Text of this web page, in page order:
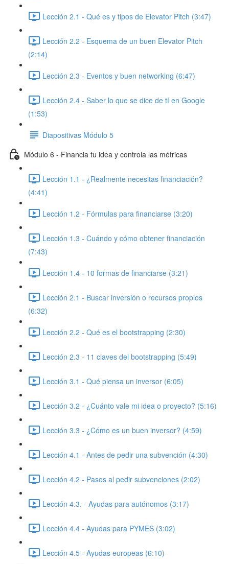
Lección 2.1 - Qué es y tipos de Elevator Pitch (3:47)
Lección 2.2 - Esquema de un buen Elevator Pitch
(2:14)
Lección 2.3 - Eventos y buen networking (6:47)
Lección 2.4 - Saber lo que se dice de tí en Google
(1:53)
Diapositivas Módulo 5
Módulo 6 - Financia tu idea y controla las métricas
Lección 1.1 - ¿Realmente necesitas financiación?
(4:41)
Lección 1.2 - Fórmulas para financiarse (3:20)
Lección 1.3 - Cuándo y cómo obtener financiación
(7:43)
Lección 1.4 - 10 formas de financiarse (3:21)
Lección 2.1 - Buscar inversión o recursos propios
(6:32)
Lección 2.2 - Qué es el bootstrapping (2:30)
Lección 2.3 - 11 claves del bootstrapping (5:49)
Lección 3.1 - Qué piensa un inversor (6:05)
Lección 3.2 - ¿Cuánto vale mi idea o proyecto? (5:16)
Lección 3.3 - ¿Cómo es un buen inversor? (4:59)
Lección 4.1 - Antes de pedir una subvención (4:30)
Lección 4.2 - Pasos al pedir subvenciones (2:02)
Lección 4.3. - Ayudas para autónomos (3:17)
Lección 4.4 - Ayudas para PYMES (3:02)
Lección 4.5 - Ayudas europeas (6:10)